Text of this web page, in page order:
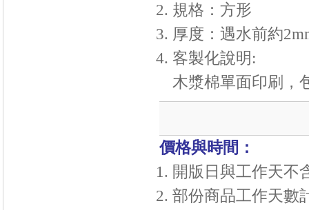
規格：方形
厚度：遇水前約
客製化說明:
木漿棉單面印刷，
價格與時間：
開版日與工作天不
部份商品工作天數